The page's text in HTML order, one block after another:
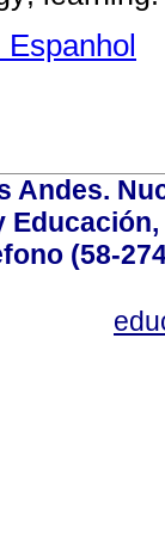
Andes.
(58-